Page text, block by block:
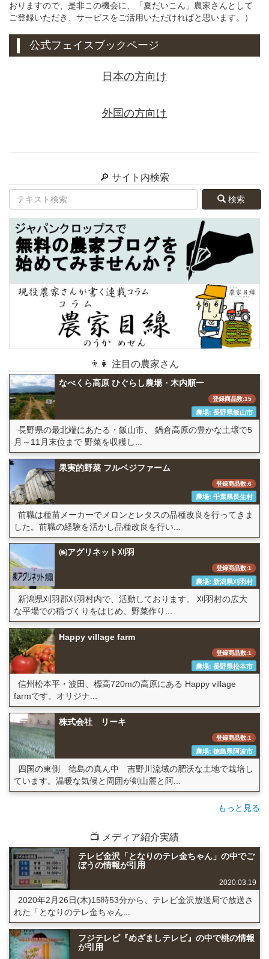
おりますので、是非この機会に、「夏だいこん」農家さんとして
ご登録いただき、サービスをご活用いただければと思います。）
公式フェイスブックページ
日本の方向け
外国の方向け
🔎 サイト内検索
検索
👨👩 注目の農家さん
なべくら高原 ひぐらし農場・木内順一
登録商品数:15
農場: 長野県飯山市
長野県の最北端にあたる・飯山市、 鍋倉高原の豊かな土壌で5
月～11月末位まで 野菜を収穫し...
果実的野菜 フルベジファーム
登録商品数:6
農場: 千葉県長生村
前職は種苗メーカーでメロンとレタスの品種改良を行ってきま
した。前職の経験を活かし品種改良を行い...
㈱アグリネット刈羽
登録商品数:1
農場: 新潟県刈羽村
新潟県刈羽郡刈羽村内で、活動しております。 刈羽村の広大
な平場での稲づくりをはじめ、野菜作り...
Happy village farm
登録商品数:1
農場: 長野県松本市
信州松本平・波田、標高720mの高原にある Happy village
farmです。オリジナ...
株式会社 リーキ
登録商品数:1
農場: 徳島県阿波市
四国の東側 徳島の真ん中 吉野川流域の肥沃な土地で栽培し
ています。温暖な気候と周囲が剣山麓と阿...
もっと見る
📺 メディア紹介実績
テレビ金沢「となりのテレ金ちゃん」の中でご
ぼうの情報が引用
2020.03.19
2020年2月26日(木)15時53分から、テレビ金沢放送局で放送さ
れた「となりのテレ金ちゃん...
フジテレビ『めざましテレビ』の中で桃の情報
が引用